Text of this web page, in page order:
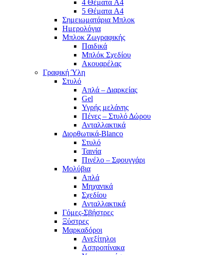
4 Θέματα A4
5 Θέματα A4
Σημειωματάρια Μπλοκ
Ημερολόγια
Μπλοκ Ζωγραφικής
Παιδικά
Μπλόκ Σχεδίου
Ακουαρέλας
Γραφική Ύλη
Στυλό
Απλά – Διαρκείας
Gel
Υγρής μελάνης
Πένες – Στυλό Δώρου
Ανταλλακτικά
Διορθωτικά-Blanco
Στυλό
Ταινία
Πινέλο – Σφουγγάρι
Μολύβια
Απλά
Μηχανικά
Σχεδίου
Ανταλλακτικά
Γόμες-Σβήστρες
Ξύστρες
Μαρκαδόροι
Ανεξίτηλοι
Ασπροπίνακα